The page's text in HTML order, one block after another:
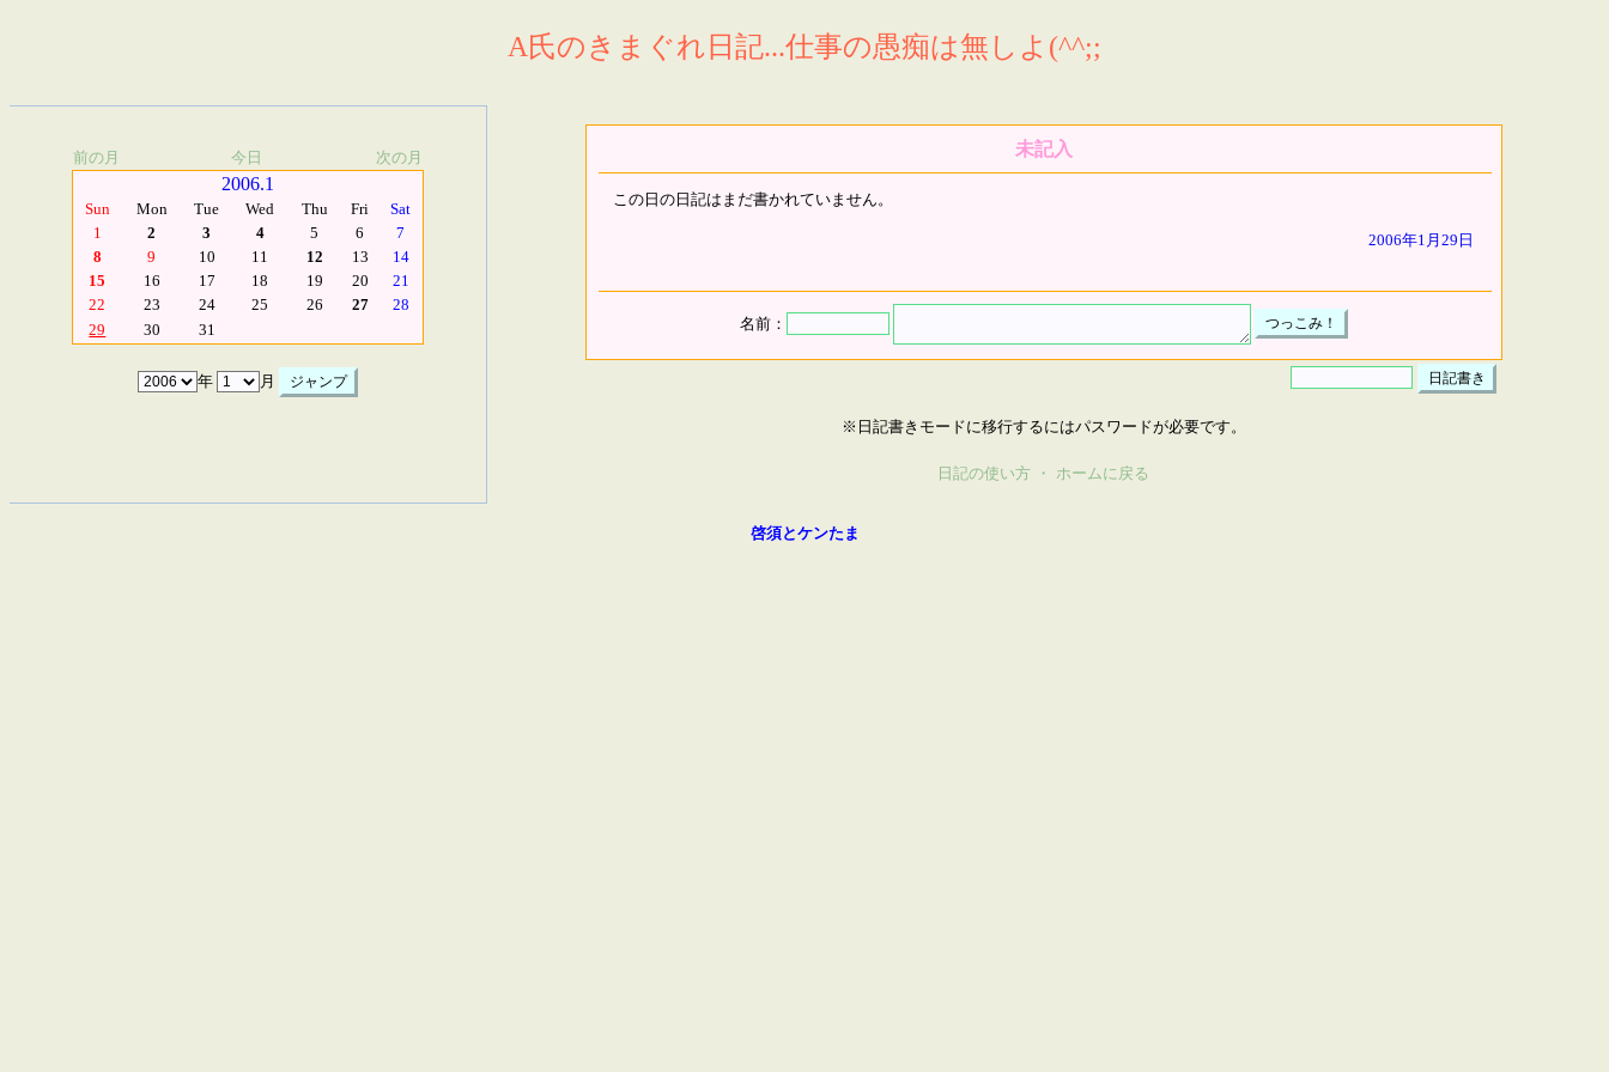
A氏のきまぐれ日記...仕事の愚痴は無しよ(^^;;
前の月 今日 次の月
2006.1
Sun Mon Tue Wed Thu Fri
Sat
1
2 3 4 5 6
7
8
9 10 11 12 13
14
15
16 17 18 19 20
21
22
23 24 25 26 27
28
29
30 31
年 月
未記入
この日の日記はまだ書かれていません。
2006年1月29日
名前：
※日記書きモードに移行するにはパスワードが必要です。
日記の使い方 ・ ホームに戻る
啓須とケンたま